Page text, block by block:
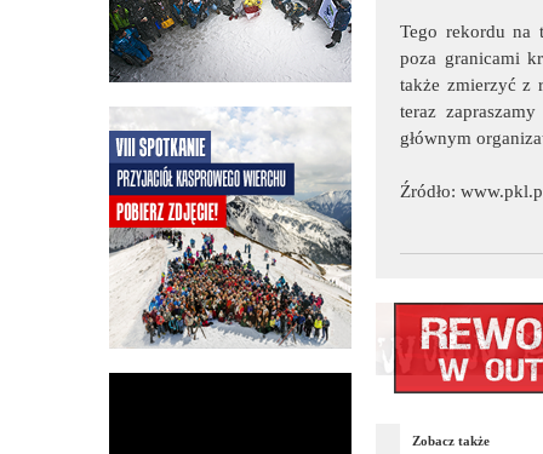
Tego rekordu na
poza granicami
także zmierzyć z
teraz
głównym
Źródło:
Zobacz także